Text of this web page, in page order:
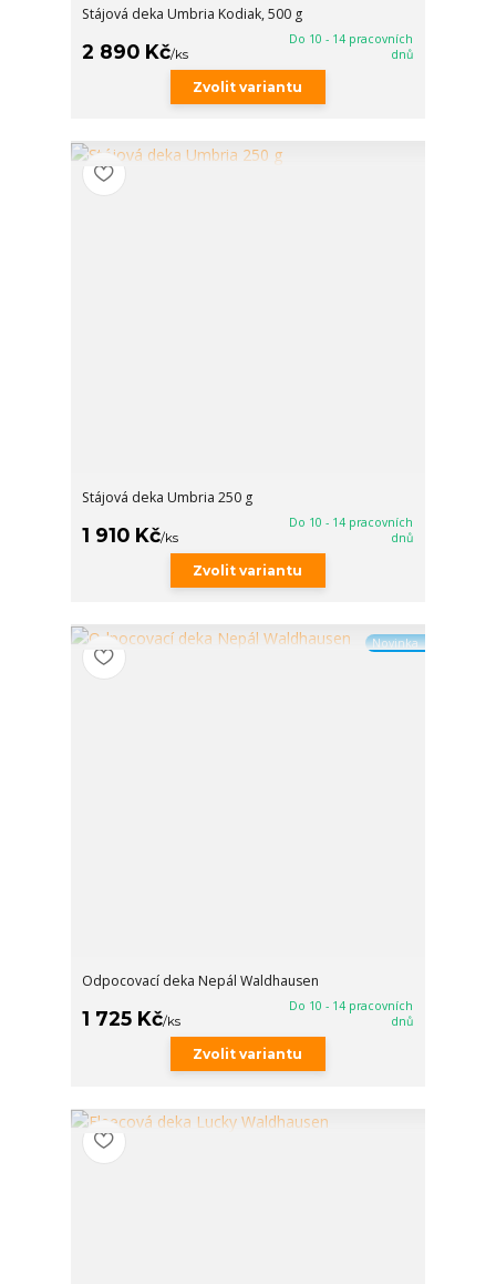
Stájová deka Umbria Kodiak, 500 g
2 890 Kč/ks
Do 10 - 14 pracovních
dnů
Zvolit variantu
Stájová deka Umbria 250 g
1 910 Kč/ks
Do 10 - 14 pracovních
dnů
Zvolit variantu
Novinka
Odpocovací deka Nepál Waldhausen
1 725 Kč/ks
Do 10 - 14 pracovních
dnů
Zvolit variantu